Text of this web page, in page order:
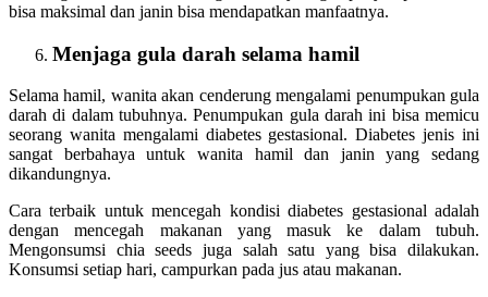
bisa maksimal dan janin bisa mendapatkan manfaatnya.
Menjaga gula darah selama hamil
Selama hamil, wanita akan cenderung mengalami penumpukan gula
darah di dalam tubuhnya. Penumpukan gula darah ini bisa memicu
seorang wanita mengalami diabetes gestasional. Diabetes jenis ini
sangat berbahaya untuk wanita hamil dan janin yang sedang
dikandungnya.
Cara terbaik untuk mencegah kondisi diabetes gestasional adalah
dengan mencegah makanan yang masuk ke dalam tubuh.
Mengonsumsi chia seeds juga salah satu yang bisa dilakukan.
Konsumsi setiap hari, campurkan pada jus atau makanan.